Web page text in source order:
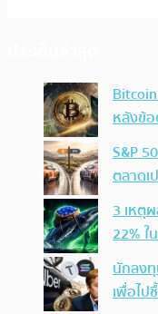
หลังข้
S&P
ตลาดเ
3 เหตุ
22% ใ
นักลงทุ
เพื่อไป